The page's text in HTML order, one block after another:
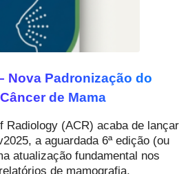
Nova Padronização do
de Mama
Radiology (ACR) acaba de lançar
a aguardada 6ª edição (ou
atualização fundamental nos
de mamografia,